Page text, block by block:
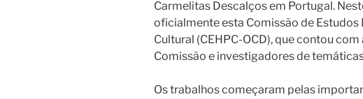
Carmelitas Descalços em Portugal.
oficialmente esta Comissão de
Cultural (CEHPC-OCD), que contou
Comissão e investigadores de
Os trabalhos começaram pelas